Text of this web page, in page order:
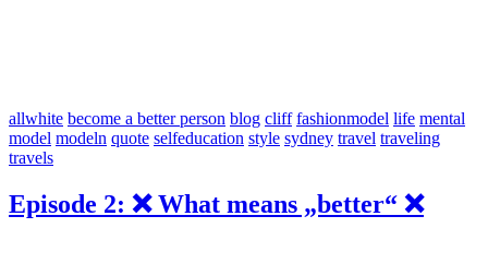
allwhite become a better person blog cliff fashionmodel life mental
model modeln quote selfeducation style sydney travel traveling
travels
Episode 2: ❌ What means „better“ ❌